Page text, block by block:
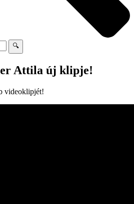
🔍
Attila új klipje!
videoklipjét!